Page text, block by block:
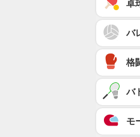
卓
バ
格
バ
モ